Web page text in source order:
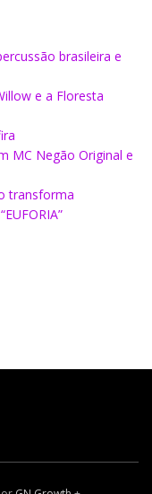
brasileira e
e a Floresta
MC Negão Original e
transforma